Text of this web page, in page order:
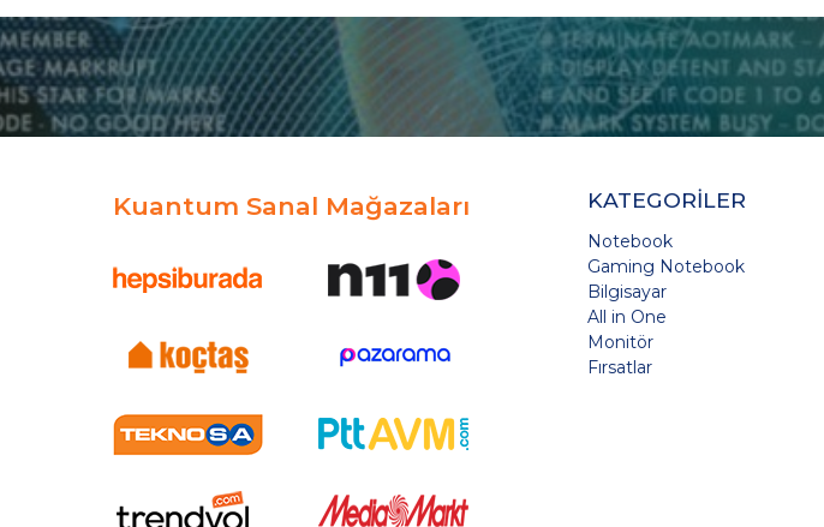
Kuantum Sanal Mağazaları KATEGORİLER
Notebook
Gaming Notebook
Bilgisayar
All in One
Monitör
Fırsatlar